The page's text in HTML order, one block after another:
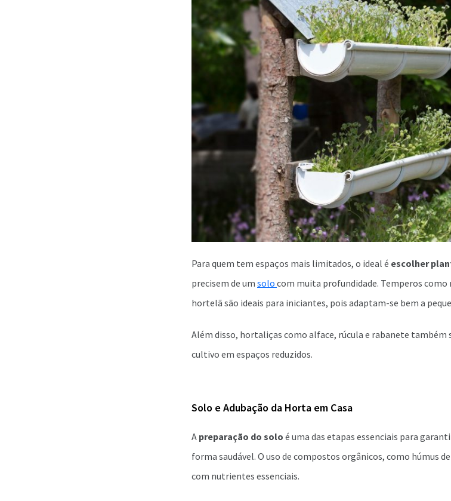
Para quem tem espaços mais limitados, o ideal é escolher
precisem de um solo com muita profundidade. Temperos
hortelã são ideais para iniciantes, pois adaptam-se bem a
Além disso, hortaliças como alface, rúcula e rabanete também
cultivo em espaços reduzidos.
Solo e Adubação da Horta em Casa
A preparação do solo é uma das etapas essenciais para
forma saudável. O uso de compostos orgânicos, como húmus
com nutrientes essenciais.